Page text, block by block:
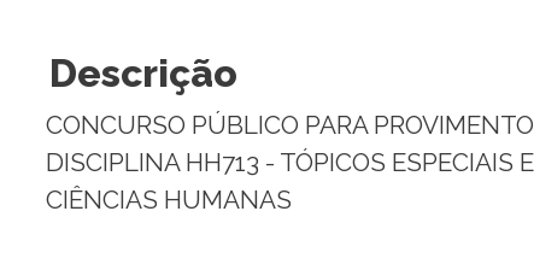
Descrição
CONCURSO PÚBLICO PARA
DISCIPLINA HH713 - TÓPICOS ESPECIAIS
CIÊNCIAS HUMANAS